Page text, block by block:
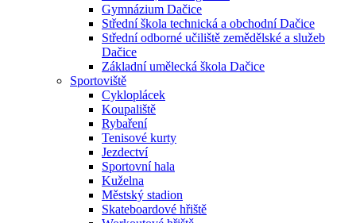
Gymnázium Dačice
Střední škola technická a obchodní Dačice
Střední odborné učiliště zemědělské a služeb
Dačice
Základní umělecká škola Dačice
Sportoviště
Cykloplácek
Koupaliště
Rybaření
Tenisové kurty
Jezdectví
Sportovní hala
Kuželna
Městský stadion
Skateboardové hřiště